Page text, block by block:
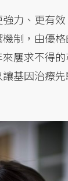
力、更有
制，由優
屢求不得
基因治療